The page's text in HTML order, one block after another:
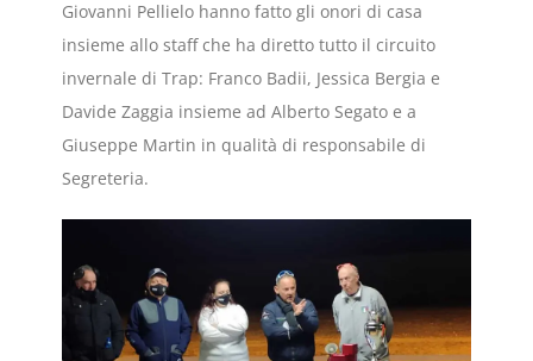
Giovanni Pellielo hanno fatto gli onori di casa
insieme allo staff che ha diretto tutto il circuito
invernale di Trap: Franco Badii, Jessica Bergia e
Davide Zaggia insieme ad Alberto Segato e a
Giuseppe Martin in qualità di responsabile di
Segreteria.